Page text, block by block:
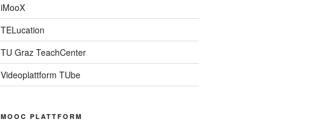
iMooX
TELucation
TU Graz TeachCenter
Videoplattform TUbe
MOOC PLATTFORM